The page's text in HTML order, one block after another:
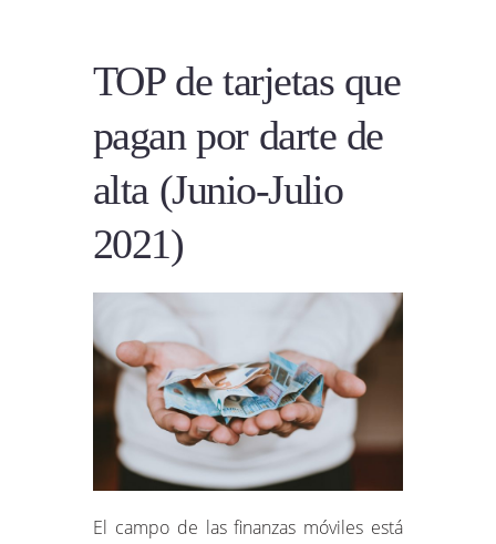
TOP de tarjetas que
pagan por darte de
alta (Junio-Julio
2021)
El campo de las finanzas móviles está